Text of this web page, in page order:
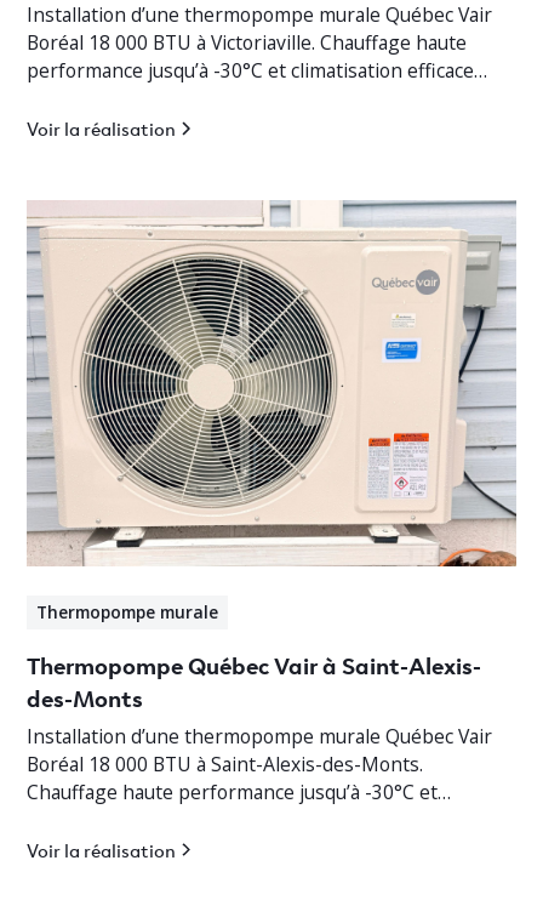
Installation d’une thermopompe murale Québec Vair
Boréal 18 000 BTU à Victoriaville. Chauffage haute
performance jusqu’à -30°C et climatisation efficace
Voir la réalisation
Thermopompe murale
Thermopompe Québec Vair à Saint-Alexis-
des-Monts
Installation d’une thermopompe murale Québec Vair
Boréal 18 000 BTU à Saint-Alexis-des-Monts.
Chauffage haute performance jusqu’à -30°C et
Voir la réalisation